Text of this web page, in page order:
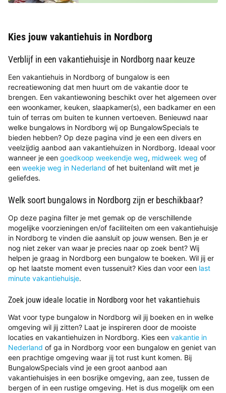
Kies jouw vakantiehuis in Nordborg
Verblijf in een vakantiehuisje in Nordborg naar keuze
Een vakantiehuis in Nordborg of bungalow is een
recreatiewoning dat men huurt om de vakantie door te
brengen. Een vakantiewoning beschikt over het algemeen over
een woonkamer, keuken, slaapkamer(s), een badkamer en een
tuin of terras om buiten te kunnen vertoeven. Benieuwd naar
welke bungalows in Nordborg wij op BungalowSpecials te
bieden hebben? Op deze pagina vind je een een divers en
veelzijdig aanbod aan vakantiehuizen in Nordborg. Ideaal voor
wanneer je een goedkoop weekendje weg, midweek weg of
een weekje weg in Nederland of het buitenland wilt met je
geliefdes.
Welk soort bungalows in Nordborg zijn er beschikbaar?
Op deze pagina filter je met gemak op de verschillende
mogelijke voorzieningen en/of faciliteiten om een vakantiehuisje
in Nordborg te vinden die aansluit op jouw wensen. Ben je er
nog niet zeker van waar je precies naar op zoek bent? Wij
helpen je graag in Nordborg een bungalow te boeken. Wil jij er
op het laatste moment even tussenuit? Kies dan voor een last
minute vakantiehuisje.
Zoek jouw ideale locatie in Nordborg voor het vakantiehuis
Wat voor type bungalow in Nordborg wil jij boeken en in welke
omgeving wil jij zitten? Laat je inspireren door de mooiste
locaties en vakantiehuizen in Nordborg. Kies een vakantie in
Nederland of ga in Nordborg voor een bungalow en geniet van
een prachtige omgeving waar jij tot rust kunt komen. Bij
BungalowSpecials vind je een groot aanbod aan
vakantiehuisjes in een bosrijke omgeving, aan zee, tussen de
bergen of in een rustige omgeving. Het is dus mogelijk om een